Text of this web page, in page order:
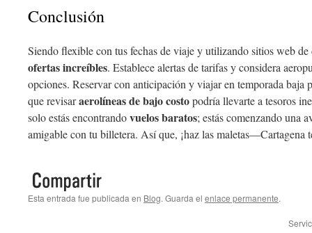
Conclusión
Siendo flexible con tus fechas de viaje y utilizando sitios web
ofertas increíbles. Establece alertas de tarifas y considera
opciones. Reservar con anticipación y viajar en temporada baja
que revisaraerolíneas de bajo costopodría llevarte a tesoros
solo estás encontrandovuelos baratos; estás comenzando una
amigable con tu billetera. Así que, ¡haz las maletas—Cartagena
Esta entrada fue publicada en Blog. Guarda el enlace permanente.